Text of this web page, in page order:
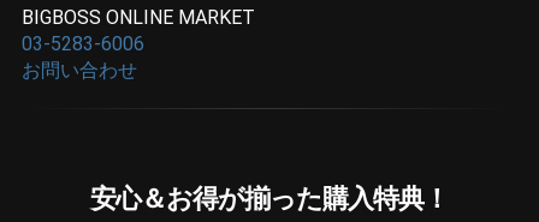
BIGBOSS ONLINE MARKET
03-5283-6006
お問い合わせ
安心＆お得が揃った購入特典！